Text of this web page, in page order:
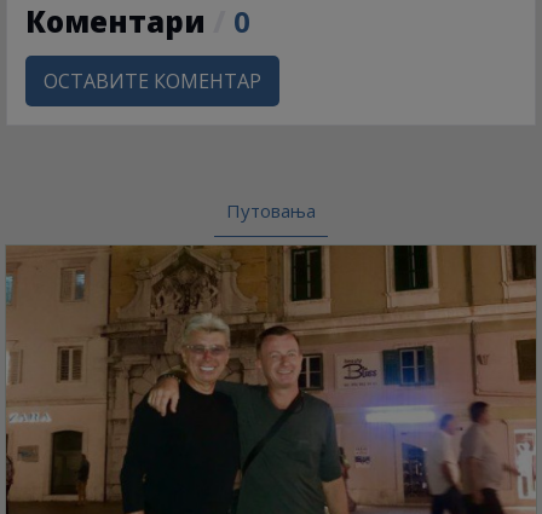
Коментари 0
ОСТАВИТЕ КОМЕНТАР
Путовања